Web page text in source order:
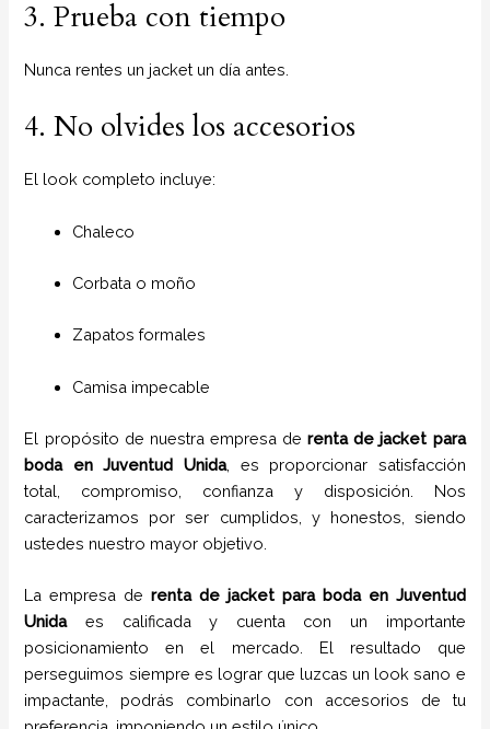
3. Prueba con tiempo
Nunca rentes un jacket un día antes.
4. No olvides los accesorios
El look completo incluye:
Chaleco
Corbata o moño
Zapatos formales
Camisa impecable
El propósito de nuestra empresa derenta de jacket para
boda
enJuventud Unida, es proporcionar satisfacción
total, compromiso, confianza y disposición. Nos
caracterizamos por ser cumplidos, y honestos, siendo
ustedes nuestro mayor objetivo.
La empresa derenta de jacket para boda en Juventud
Unidaes calificada y cuenta con un importante
posicionamiento en el mercado. El resultado que
perseguimos siempre es lograr que luzcas un look sano e
impactante, podrás combinarlo con accesorios de tu